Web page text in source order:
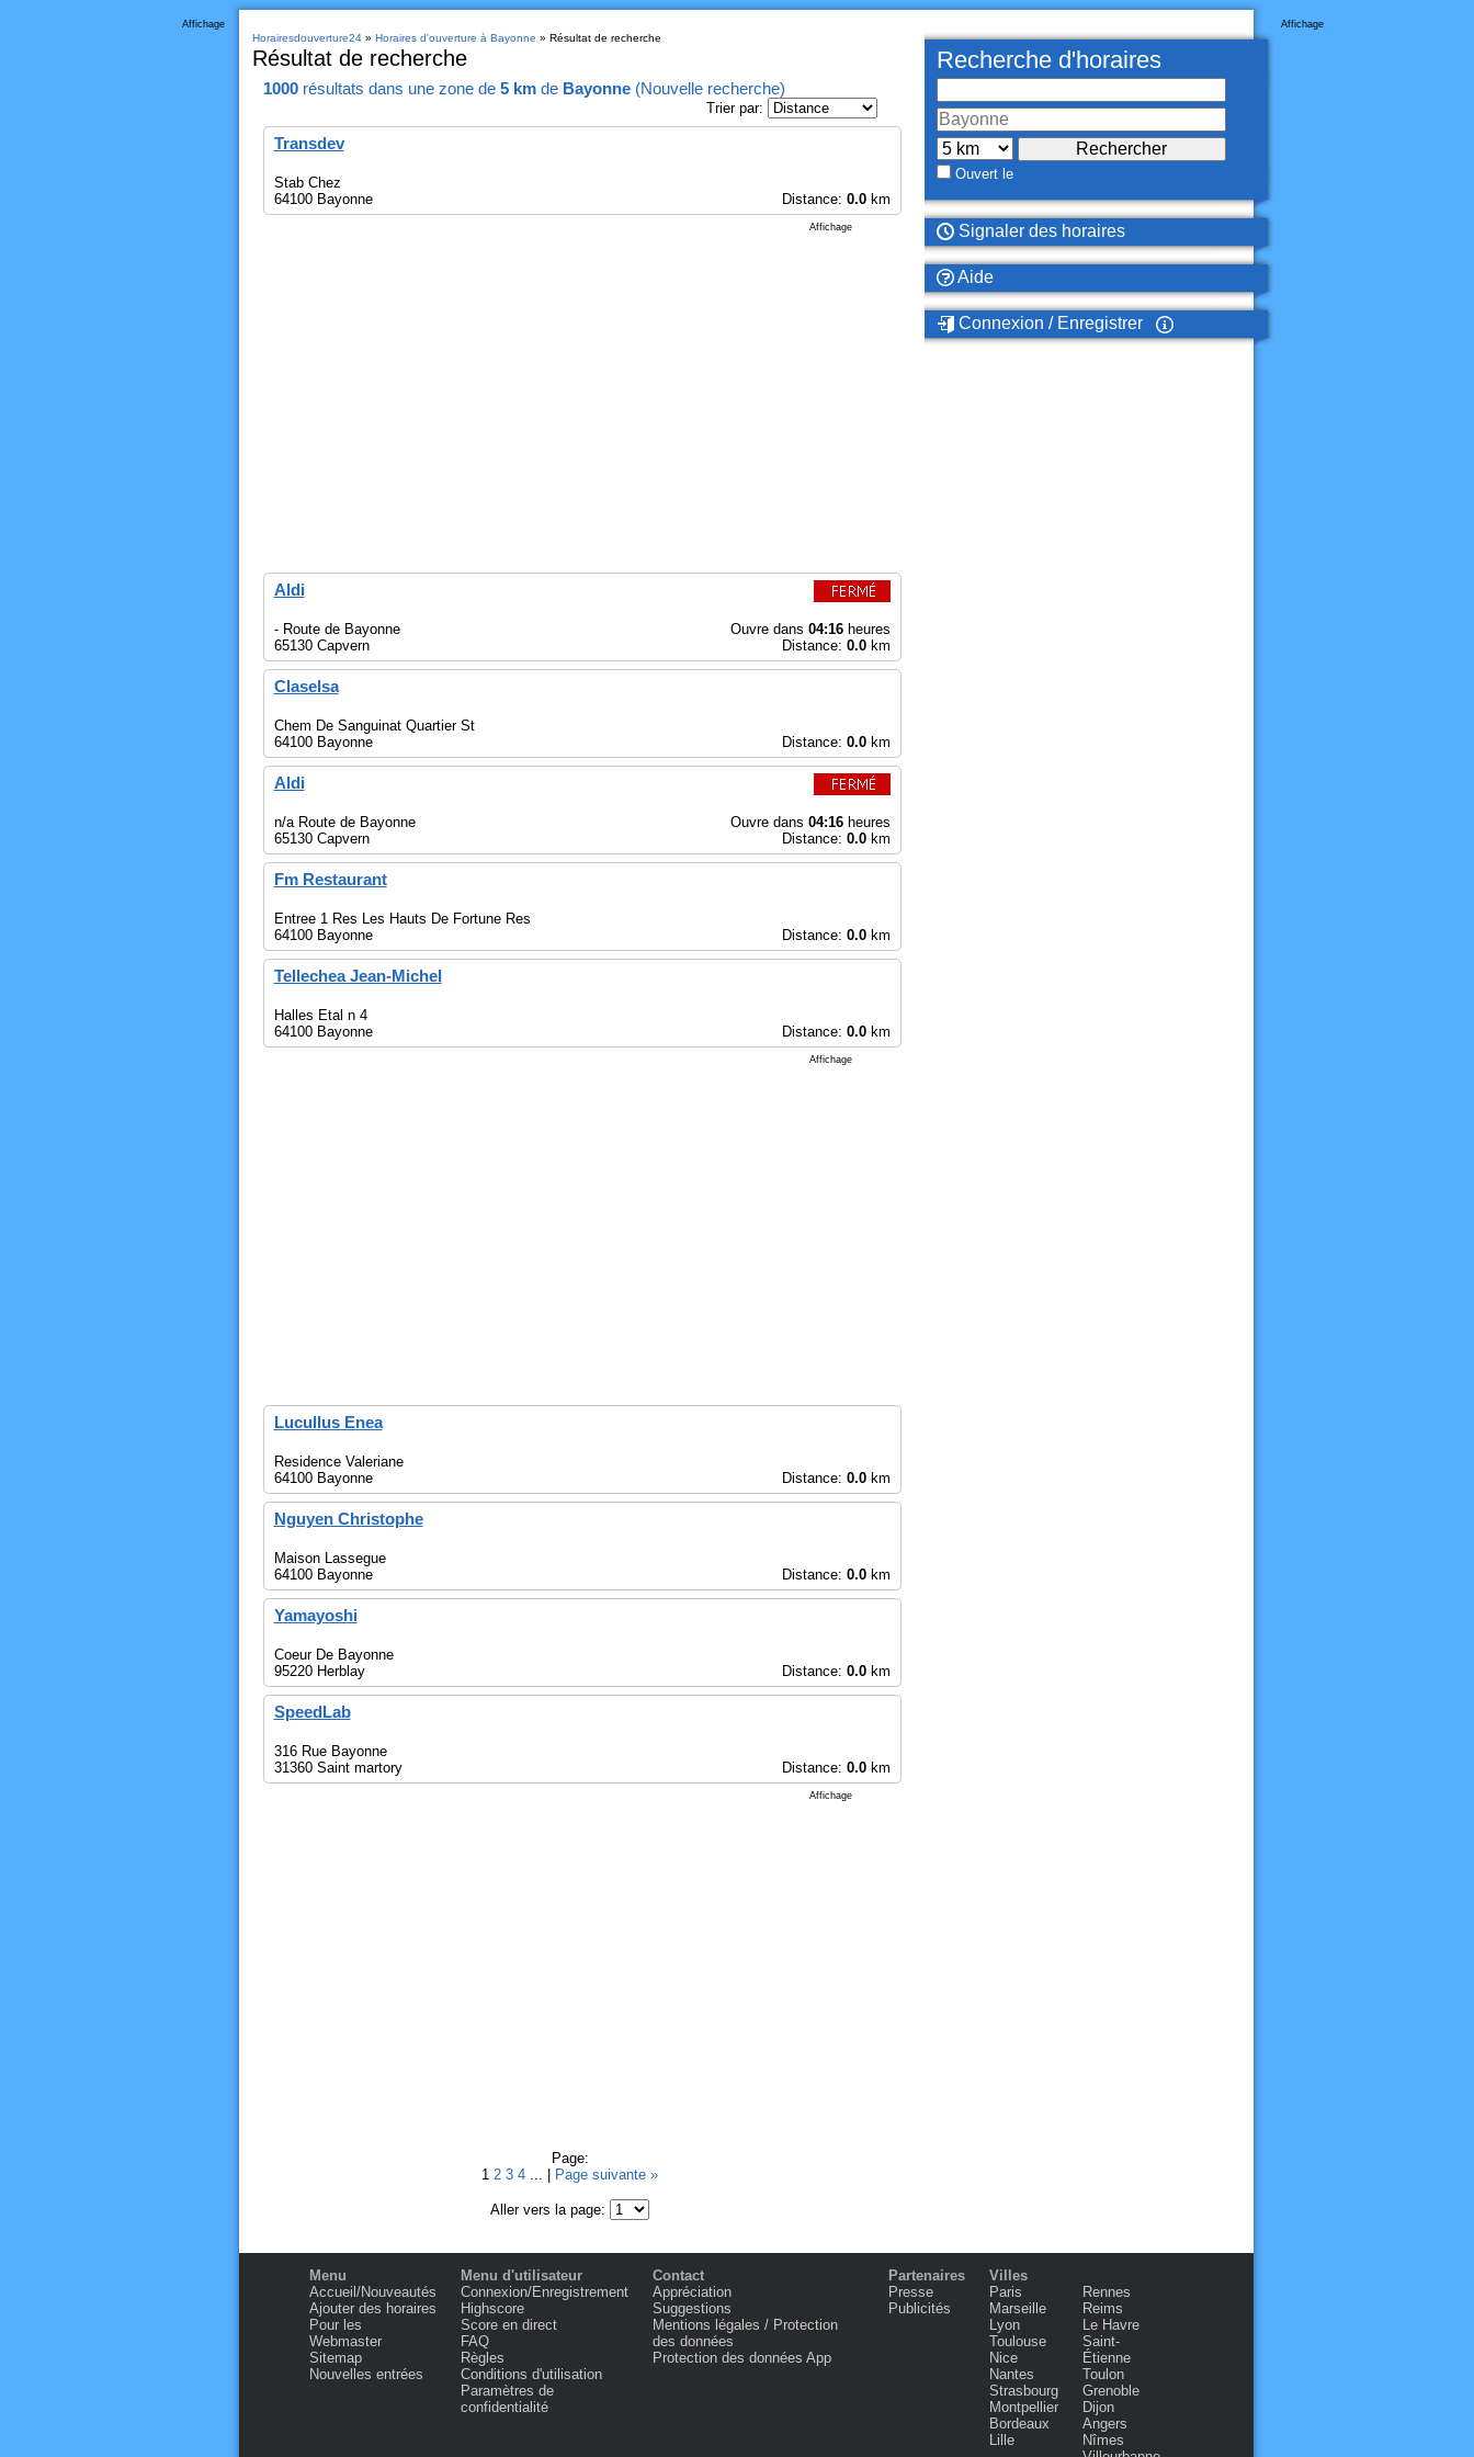
Affichage
Horairesdouverture24» Horaires d'ouverture à Bayonne » Résultat de recherche
Résultat de recherche
1000résultats dans une zone de 5 kmde Bayonne(Nouvelle recherche)
Trier par:
Transdev
Stab Chez
64100 Bayonne
Distance: 0.0km
Affichage
Aldi
- Route de Bayonne
65130 Capvern
Ouvre dans 04:16heures
Distance: 0.0km
Claselsa
Chem De Sanguinat Quartier St
64100 Bayonne
Distance: 0.0km
Aldi
n/a Route de Bayonne
65130 Capvern
Ouvre dans 04:16heures
Distance: 0.0km
Fm Restaurant
Entree 1 Res Les Hauts De Fortune Res
64100 Bayonne
Distance: 0.0km
Tellechea Jean-Michel
Halles Etal n 4
64100 Bayonne
Distance: 0.0km
Affichage
Lucullus Enea
Residence Valeriane
64100 Bayonne
Distance: 0.0km
Nguyen Christophe
Maison Lassegue
64100 Bayonne
Distance: 0.0km
Yamayoshi
Coeur De Bayonne
95220 Herblay
Distance: 0.0km
SpeedLab
316 Rue Bayonne
31360 Saint martory
Distance: 0.0km
Affichage
Page:
1 2 3 4 ... | Page suivante »
Aller vers la page:
Affichage
Recherche d'horaires
Ouvert le
Signaler des horaires
Aide
Connexion / Enregistrer
Menu
Accueil/Nouveautés
Ajouter des horaires
Pour les
Webmaster
Sitemap
Nouvelles entrées
Menu d'utilisateur
Connexion/Enregistrement
Highscore
Score en direct
FAQ
Règles
Conditions d'utilisation
Paramètres de
confidentialité
Contact
Appréciation
Suggestions
Mentions légales / Protection
des données
Protection des données App
Partenaires
Presse
Publicités
Villes
Paris
Marseille
Lyon
Toulouse
Nice
Nantes
Strasbourg
Montpellier
Bordeaux
Lille
Rennes
Reims
Le Havre
Saint-
Étienne
Toulon
Grenoble
Dijon
Angers
Nîmes